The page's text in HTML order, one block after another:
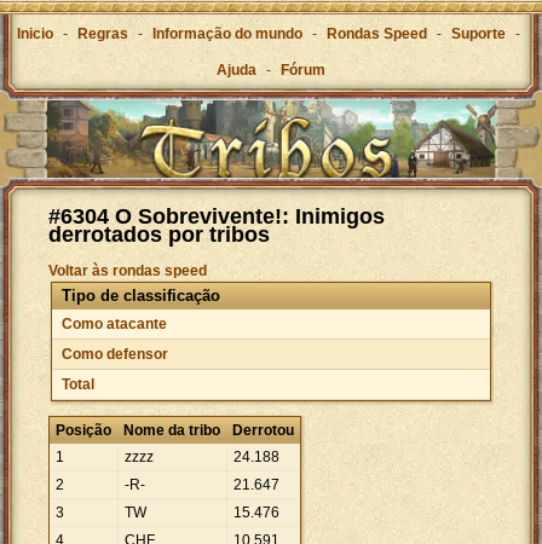
Inicio - Regras - Informação do mundo - Rondas Speed - Suporte -
Ajuda - Fórum
#6304 O Sobrevivente!: Inimigos
derrotados por tribos
Voltar às rondas speed
Tipo de classificação
Como atacante
Como defensor
Total
Posição Nome da tribo
Derrotou
1
zzzz 24.188
2
-R- 21.647
3
TW 15.476